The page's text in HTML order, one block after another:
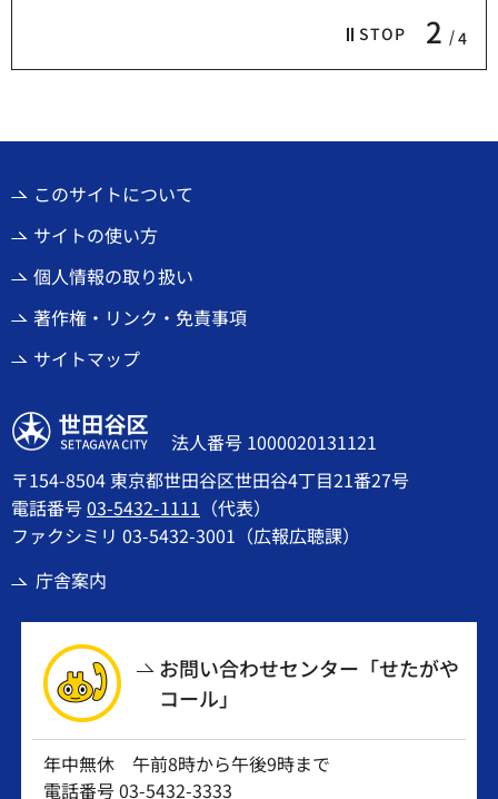
STOP 2 4
このサイトについて
サイトの使い方
個人情報の取り扱い
著作権・リンク・免責事項
サイトマップ
世田谷区
法人番号 1000020131121
〒154-8504 東京都世田谷区世田谷4丁目21番27号
電話番号03-5432-1111 （代表）
ファクシミリ 03-5432-3001（広報広聴課）
庁舎案内
お問い合わせセンター「せたがや
コール」
年中無休 午前8時から午後9時まで
電話番号03-5432-3333